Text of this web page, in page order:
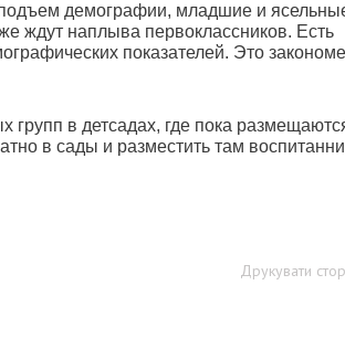
демографии, младшие и
ждут наплыва первоклассников. Есть
показателей. Это
в детсадах, где пока
в сады и разместить там
Друкувати